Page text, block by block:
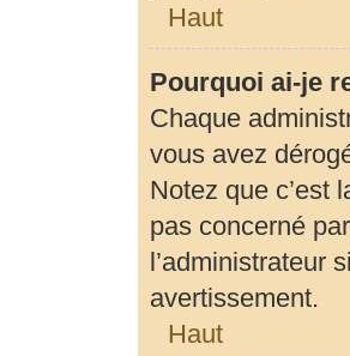
Haut
Pourquoi ai-je
Chaque
vous avez
Notez que c’est
pas concerné
l’administrateur
avertissement.
Haut